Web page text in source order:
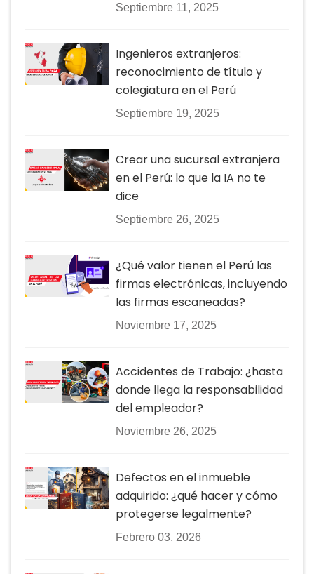
Septiembre 11, 2025
Ingenieros extranjeros:
reconocimiento de título y
colegiatura en el Perú
Septiembre 19, 2025
Crear una sucursal extranjera
en el Perú: lo que la IA no te
dice
Septiembre 26, 2025
¿Qué valor tienen el Perú las
firmas electrónicas, incluyendo
las firmas escaneadas?
Noviembre 17, 2025
Accidentes de Trabajo: ¿hasta
donde llega la responsabilidad
del empleador?
Noviembre 26, 2025
Defectos en el inmueble
adquirido: ¿qué hacer y cómo
protegerse legalmente?
Febrero 03, 2026